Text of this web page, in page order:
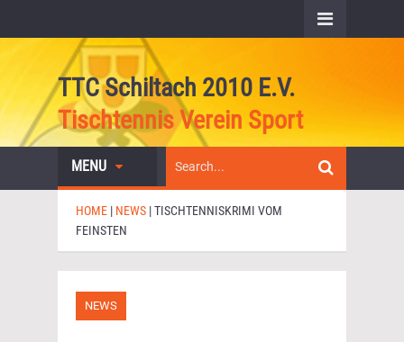
TTC Schiltach 2010 E.V.
Tischtennis Verein Sport
MENU
HOME | NEWS |TISCHTENNISKRIMI VOM
FEINSTEN
NEWS